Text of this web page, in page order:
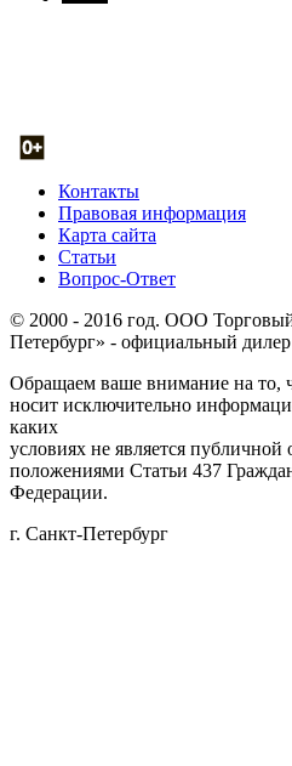
Контакты
Правовая информация
Карта сайта
Статьи
Вопрос-Ответ
© 2000 - 2016 год. ООО
Петербург» - официальный
Обращаем ваше внимание на то,
носит исключительно
каких
условиях не является публичной
положениями Статьи 437
Федерации.
г. Санкт-Петербург